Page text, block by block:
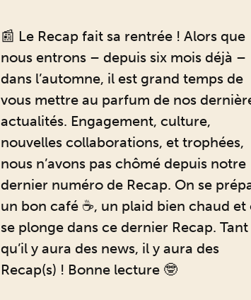
📰 Le Recap fait sa rentrée ! Alors que
nous entrons – depuis six mois déjà –
dans l’automne, il est grand temps de
vous mettre au parfum de nos
actualités. Engagement, culture,
nouvelles collaborations, et trophées,
nous n’avons pas chômé depuis notre
dernier numéro de Recap. On se
un bon café ☕️, un plaid bien chaud et
se plonge dans ce dernier Recap. Tant
qu’il y aura des news, il y aura des
Recap(s) ! Bonne lecture 🤓